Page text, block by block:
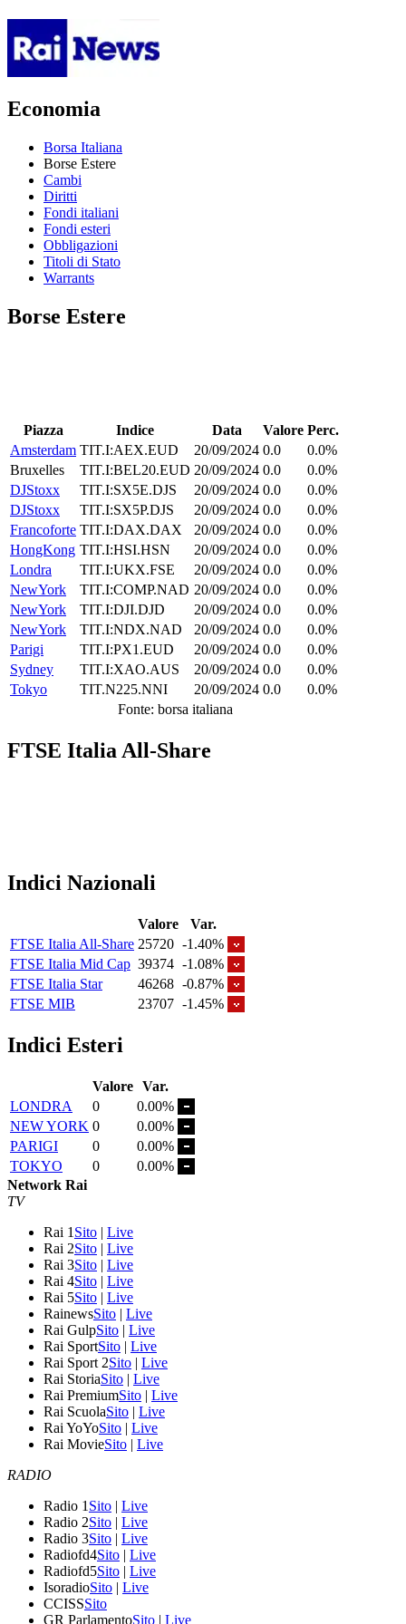
Economia
Borsa Italiana
Borse Estere
Cambi
Diritti
Fondi italiani
Fondi esteri
Obbligazioni
Titoli di Stato
Warrants
Borse Estere
Piazza Indice Data Valore Perc.
Amsterdam TIT.I:AEX.EUD 20/09/2024 0.0
0.0%
Bruxelles
TIT.I:BEL20.EUD 20/09/2024 0.0
0.0%
DJStoxx
TIT.I:SX5E.DJS 20/09/2024 0.0
0.0%
DJStoxx
TIT.I:SX5P.DJS 20/09/2024 0.0
0.0%
Francoforte TIT.I:DAX.DAX 20/09/2024 0.0
0.0%
HongKong TIT.I:HSI.HSN 20/09/2024 0.0
0.0%
Londra
TIT.I:UKX.FSE 20/09/2024 0.0
0.0%
NewYork
TIT.I:COMP.NAD 20/09/2024 0.0
0.0%
NewYork
TIT.I:DJI.DJD 20/09/2024 0.0
0.0%
NewYork
TIT.I:NDX.NAD 20/09/2024 0.0
0.0%
Parigi
TIT.I:PX1.EUD 20/09/2024 0.0
0.0%
Sydney
TIT.I:XAO.AUS 20/09/2024 0.0
0.0%
Tokyo
TIT.N225.NNI 20/09/2024 0.0
0.0%
Fonte: borsa italiana
FTSE Italia All-Share
Indici Nazionali
Valore
Var.
FTSE Italia All-Share 25720 -1.40%
FTSE Italia Mid Cap 39374 -1.08%
FTSE Italia Star
46268 -0.87%
FTSE MIB
23707 -1.45%
Indici Esteri
Valore Var.
LONDRA
0
0.00%
NEW YORK 0
0.00%
PARIGI
0
0.00%
TOKYO
0
0.00%
Network Rai
TV
Rai 1 Sito | Live
Rai 2Sito | Live
Rai 3Sito | Live
Rai 4Sito | Live
Rai 5Sito | Live
RainewsSito | Live
Rai GulpSito | Live
Rai SportSito | Live
Rai Sport 2Sito | Live
Rai StoriaSito | Live
Rai PremiumSito | Live
Rai ScuolaSito | Live
Rai YoYoSito | Live
Rai MovieSito | Live
RADIO
Radio 1 Sito | Live
Radio 2Sito | Live
Radio 3Sito | Live
Radiofd4Sito | Live
Radiofd5Sito | Live
IsoradioSito | Live
CCISSSito
GR ParlamentoSito | Live